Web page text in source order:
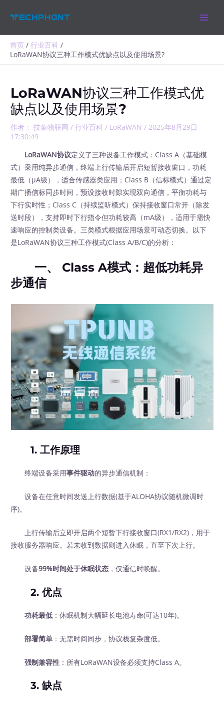
首页
行业百科
LoRaWAN协议三种工作模式优缺点以及使用场景?
LoRaWAN协议三种工作模式优
缺点以及使用场景?
作者： 技象物联网/行业百科 / LoRaWAN /2025年8月29日
17:30:49
LoRaWAN协议定义了三种设备工作模式：Class A（基础模
式）采用纯异步通信，终端上行传输后开启短暂接收窗口，功耗
最低（μA级），适合传感器类应用；Class B（信标模式）通过定
期广播信标同步时间，预设接收时隙实现双向通信，平衡功耗与
下行实时性；Class C（持续监听模式）保持接收窗口常开（除发
送时段），支持即时下行指令但功耗较高（mA级），适用于需快
速响应的控制类设备。三类模式根据应用场景可动态切换。以下
是LoRaWAN协议三种工作模式(Class A/B/C)的分析：
一、 Class A模式：超低功耗异
步通信
1.工作原理
终端设备采用事件驱动的异步通信机制：
设备在任意时间发送上行数据(基于ALOHA协议随机微调时
序)。
上行传输后立即开启两个短暂下行接收窗口(RX1/RX2)，用于
接收服务器响应。若未收到数据则进入休眠，直至下次上行。
设备99%时间处于休眠状态 ，仅通信时唤醒。
2.优点
功耗最低 ：休眠机制大幅延长电池寿命(可达10年)。
部署简单 ：无需时间同步，协议栈复杂度低。
强制兼容性 ：所有LoRaWAN设备必须支持Class A。
3.缺点